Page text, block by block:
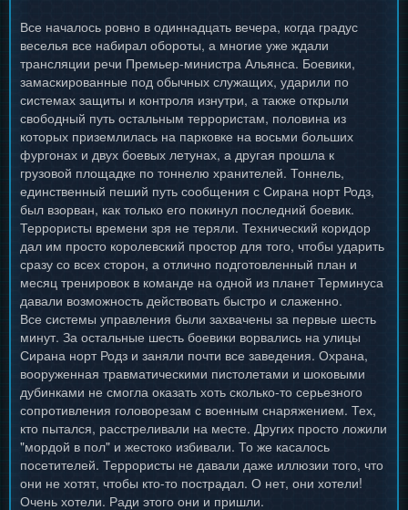
Все началось ровно в одиннадцать вечера, когда градус
веселья все набирал обороты, а многие уже ждали
трансляции речи Премьер-министра Альянса. Боевики,
замаскированные под обычных служащих, ударили по
системах защиты и контроля изнутри, а также открыли
свободный путь остальным террористам, половина из
которых приземлилась на парковке на восьми больших
фургонах и двух боевых летунах, а другая прошла к
грузовой площадке по тоннелю хранителей. Тоннель,
единственный пеший путь сообщения с Сирана норт Родз,
был взорван, как только его покинул последний боевик.
Террористы времени зря не теряли. Технический коридор
дал им просто королевский простор для того, чтобы ударить
сразу со всех сторон, а отлично подготовленный план и
месяц тренировок в команде на одной из планет Терминуса
давали возможность действовать быстро и слаженно.
Все системы управления были захвачены за первые шесть
минут. За остальные шесть боевики ворвались на улицы
Сирана норт Родз и заняли почти все заведения. Охрана,
вооруженная травматическими пистолетами и шоковыми
дубинками не смогла оказать хоть сколько-то серьезного
сопротивления головорезам с военным снаряжением. Тех,
кто пытался, расстреливали на месте. Других просто ложили
"мордой в пол" и жестоко избивали. То же касалось
посетителей. Террористы не давали даже иллюзии того, что
они не хотят, чтобы кто-то пострадал. О нет, они хотели!
Очень хотели. Ради этого они и пришли.